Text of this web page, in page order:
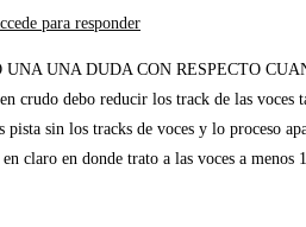
para responder
UNA UNA DUDA CON RESPECTO
crudo debo reducir los track de las
pista sin los tracks de voces y lo proceso
claro en donde trato a las voces a menos